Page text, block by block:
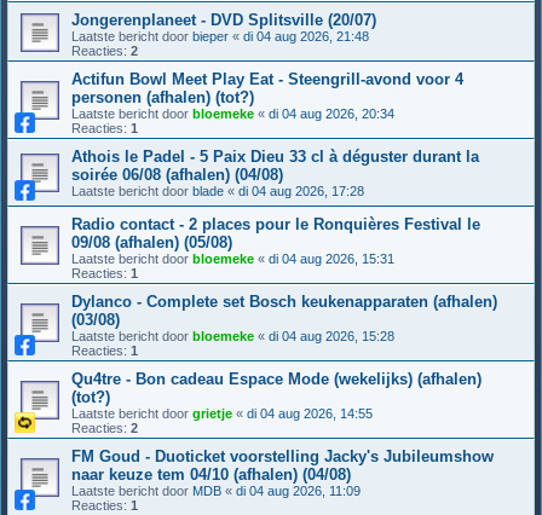
Jongerenplaneet - DVD Splitsville (20/07)
Laatste bericht door bieper « di 04 aug 2026, 21:48
Reacties: 2
Actifun Bowl Meet Play Eat - Steengrill-avond voor 4
personen (afhalen) (tot?)
Laatste bericht door bloemeke « di 04 aug 2026, 20:34
Reacties: 1
Athois le Padel - 5 Paix Dieu 33 cl à déguster durant la
soirée 06/08 (afhalen) (04/08)
Laatste bericht door blade « di 04 aug 2026, 17:28
Radio contact - 2 places pour le Ronquières Festival le
09/08 (afhalen) (05/08)
Laatste bericht door bloemeke « di 04 aug 2026, 15:31
Reacties: 1
Dylanco - Complete set Bosch keukenapparaten (afhalen)
(03/08)
Laatste bericht door bloemeke « di 04 aug 2026, 15:28
Reacties: 1
Qu4tre - Bon cadeau Espace Mode (wekelijks) (afhalen)
(tot?)
Laatste bericht door grietje « di 04 aug 2026, 14:55
Reacties: 2
FM Goud - Duoticket voorstelling Jacky's Jubileumshow
naar keuze tem 04/10 (afhalen) (04/08)
Laatste bericht door MDB « di 04 aug 2026, 11:09
Reacties: 1